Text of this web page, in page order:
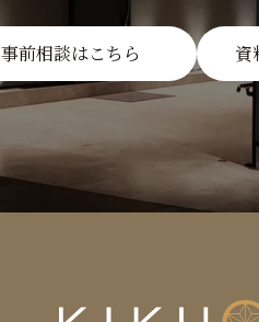
事前相談はこちら 資